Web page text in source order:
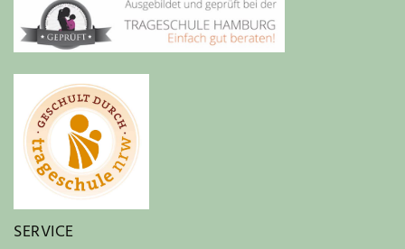
SERVICE